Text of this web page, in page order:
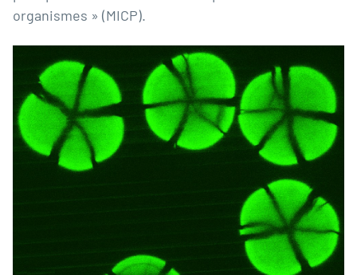
organismes » (MICP).